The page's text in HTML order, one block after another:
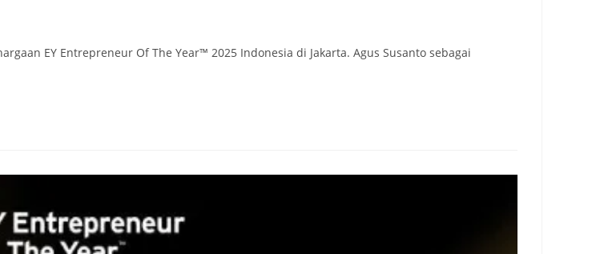
EY Entrepreneur Of The Year™ 2025 Indonesia di Jakarta. Agus Susanto sebagai